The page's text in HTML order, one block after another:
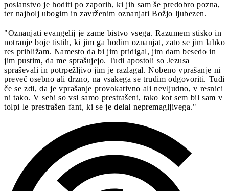
poslanstvo je hoditi po zaporih, ki jih sam še predobro pozna,
ter najbolj ubogim in zavrženim oznanjati Božjo ljubezen.
"Oznanjati evangelij je zame bistvo vsega. Razumem stisko in
notranje boje tistih, ki jim ga hodim oznanjat, zato se jim lahko
res približam. Namesto da bi jim pridigal, jim dam besedo in
jim pustim, da me sprašujejo. Tudi apostoli so Jezusa
spraševali in potrpežljivo jim je razlagal. Nobeno vprašanje ni
preveč osebno ali drzno, na vsakega se trudim odgovoriti. Tudi
če se zdi, da je vprašanje provokativno ali nevljudno, v resnici
ni tako. V sebi so vsi samo prestrašeni, tako kot sem bil sam v
tolpi le prestrašen fant, ki se je delal nepremagljivega."